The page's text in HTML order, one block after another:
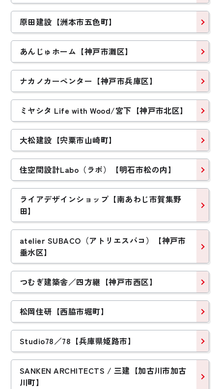
原田建設【洲本市五色町】
あんじゅホーム【神戸市灘区】
ナカノカーペンター【神戸市兵庫区】
ミヤシタ Life with Wood/宮下【神戸市北区】
大松建設【宍粟市山崎町】
住空間設計Labo（ラボ）【明石市松の内】
ライアデザインショップ【南あわじ市賀集野
田】
atelier SUBACO（アトリエスバコ）【神戸市
垂水区】
つむぎ建築舎／四方継【神戸市西区】
松岡住研【西脇市堀町】
Studio78／78【兵庫県姫路市】
SANKEN ARCHITECTS / 三建【加古川市加古
川町】